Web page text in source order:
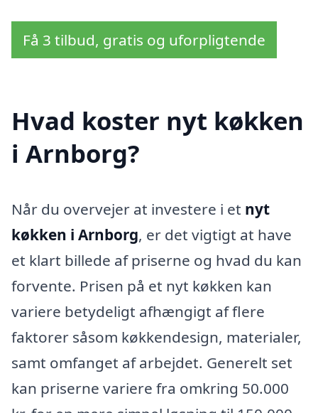
Få 3 tilbud, gratis og uforpligtende
Hvad koster nyt køkken
i Arnborg?
Når du overvejer at investere i et nyt
køkken i Arnborg, er det vigtigt at have
et klart billede af priserne og hvad du kan
forvente. Prisen på et nyt køkken kan
variere betydeligt afhængigt af flere
faktorer såsom køkkendesign, materialer,
samt omfanget af arbejdet. Generelt set
kan priserne variere fra omkring 50.000